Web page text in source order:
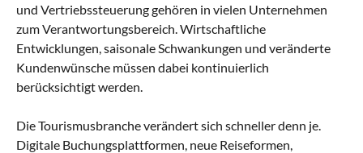
und Vertriebssteuerung gehören in vielen Unternehmen
zum Verantwortungsbereich. Wirtschaftliche
Entwicklungen, saisonale Schwankungen und veränderte
Kundenwünsche müssen dabei kontinuierlich
berücksichtigt werden.
Die Tourismusbranche verändert sich schneller denn je.
Digitale Buchungsplattformen, neue Reiseformen,